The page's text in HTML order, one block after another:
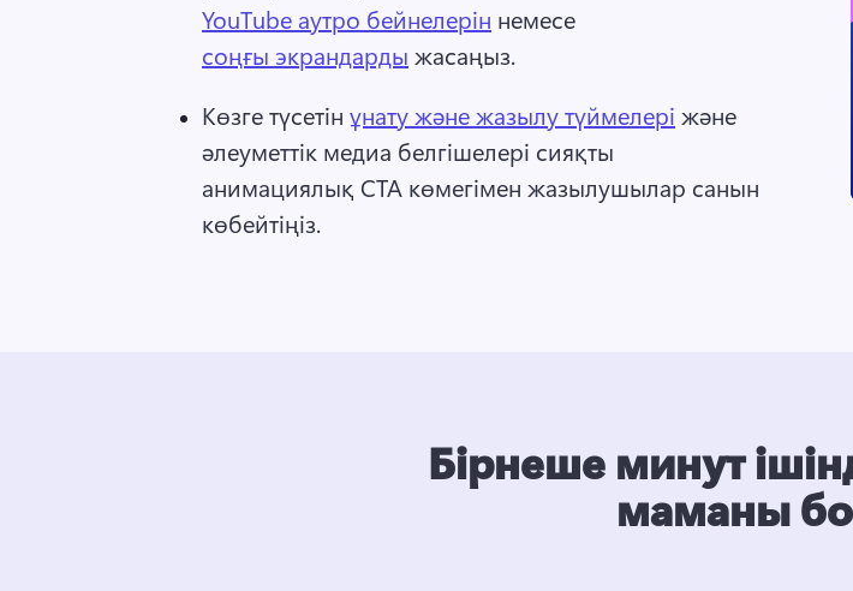
YouTube аутро бейнелерін немесе
соңғы экрандарды жасаңыз.
Көзге түсетін ұнату және жазылу түймелері және
әлеуметтік медиа белгішелері сияқты
анимациялық CTA көмегімен жазылушылар санын
көбейтіңіз.
Бірнеше минут
маманы